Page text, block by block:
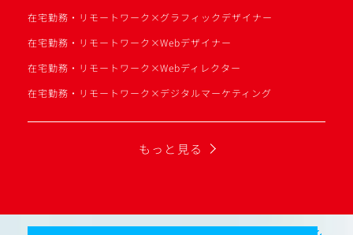
在宅勤務・リモートワーク×グラフィックデザイナー
在宅勤務・リモートワーク×Webデザイナー
在宅勤務・リモートワーク×Webディレクター
在宅勤務・リモートワーク×デジタルマーケティング
もっと見る